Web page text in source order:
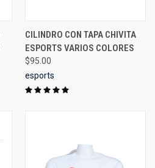
CILINDRO CON TAPA CHIVITA
ESPORTS VARIOS COLORES
$95.00
esports